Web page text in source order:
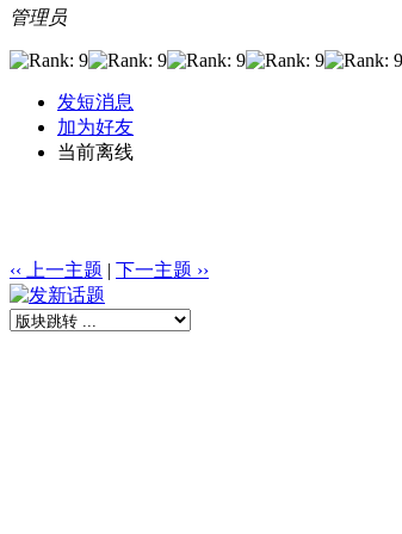
管理员
发短消息
加为好友
当前离线
‹‹ 上一主题 | 下一主题 ››